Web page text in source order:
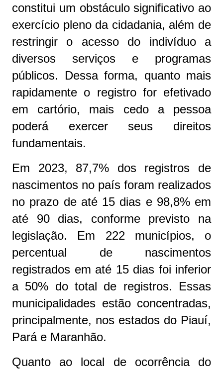
constitui um obstáculo significativo ao
exercício pleno da cidadania, além de
restringir o acesso do indivíduo a
diversos serviços e programas
públicos. Dessa forma, quanto mais
rapidamente o registro for efetivado
em cartório, mais cedo a pessoa
poderá exercer seus direitos
fundamentais.
Em 2023, 87,7% dos registros de
nascimentos no país foram realizados
no prazo de até 15 dias e 98,8% em
até 90 dias, conforme previsto na
legislação. Em 222 municípios, o
percentual de nascimentos
registrados em até 15 dias foi inferior
a 50% do total de registros. Essas
municipalidades estão concentradas,
principalmente, nos estados do Piauí,
Pará e Maranhão.
Quanto ao local de ocorrência do